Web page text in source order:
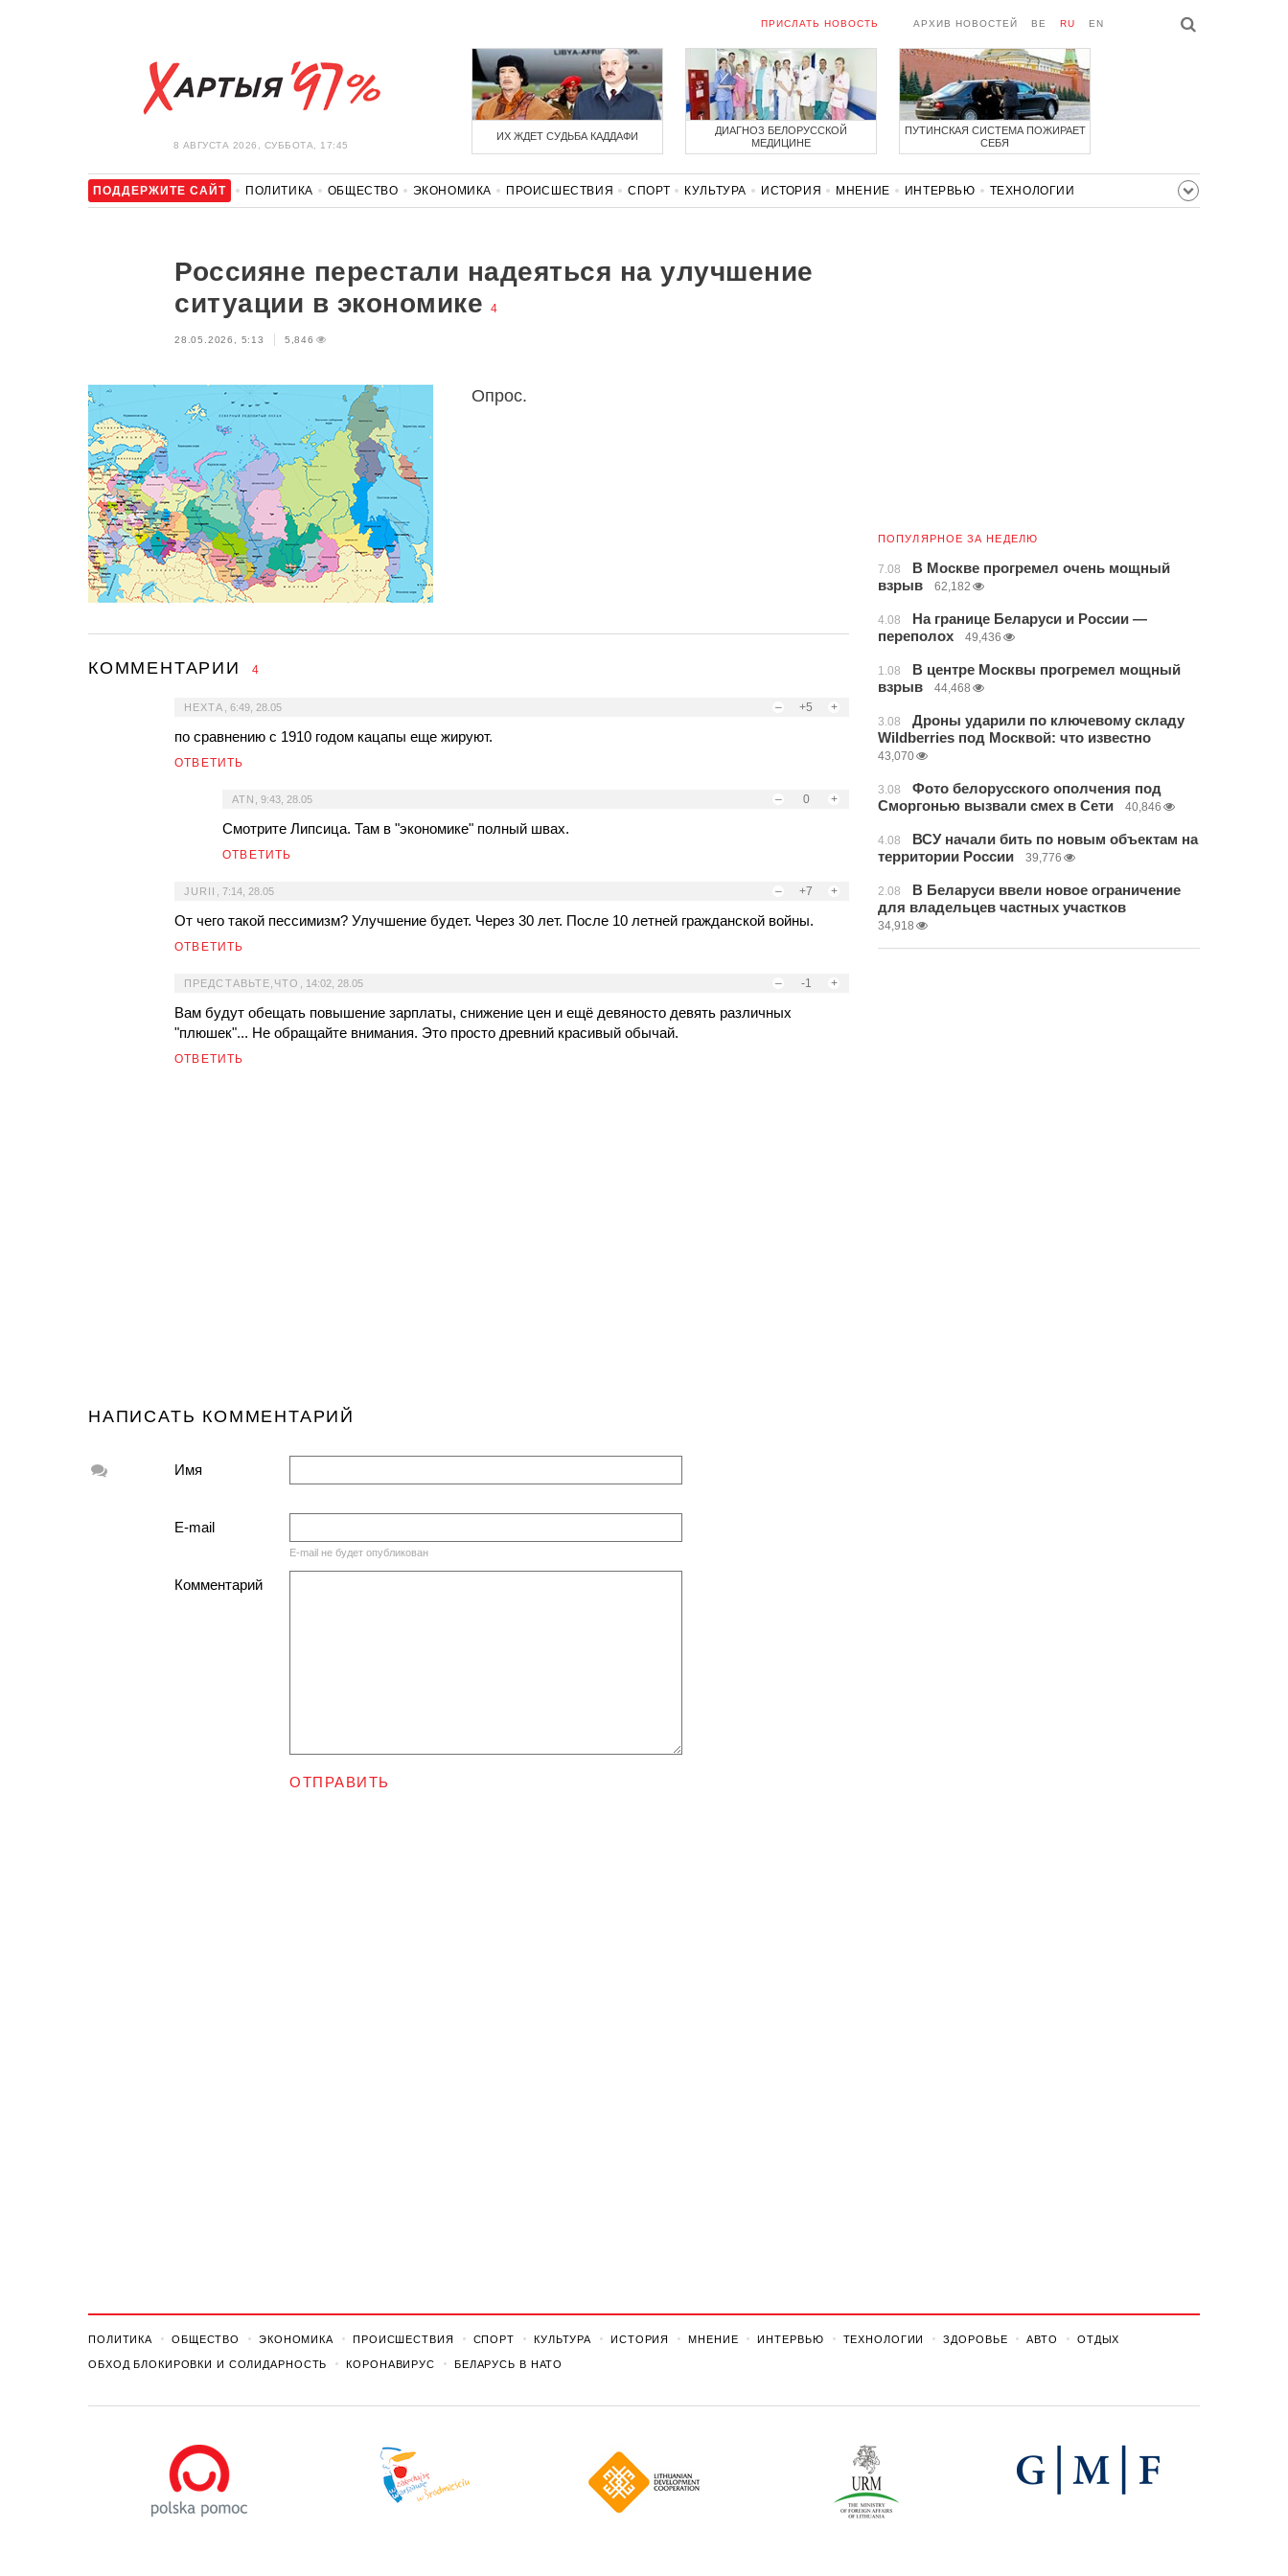
8 АВГУСТА 2026, СУББОТА, 17:45
ПРИСЛАТЬ НОВОСТЬ АРХИВ НОВОСТЕЙ BE RU EN
ИХ ЖДЕТ СУДЬБА КАДДАФИ
ДИАГНОЗ БЕЛОРУССКОЙ
МЕДИЦИНЕ
ПУТИНСКАЯ СИСТЕМА ПОЖИРАЕТ
СЕБЯ
ПОДДЕРЖИТЕ САЙТ ПОЛИТИКА ОБЩЕСТВО ЭКОНОМИКА ПРОИСШЕСТВИЯ СПОРТ КУЛЬТУРА ИСТОРИЯ МНЕНИЕ ИНТЕРВЬЮ
ТЕХНОЛОГИИ
Россияне перестали надеяться на улучшение
ситуации в экономике
4
28.05.2026, 5:13 5,846
Опрос.
КОММЕНТАРИИ 4
– +5 +
НЕХТА 6:49, 28.05
по сравнению с 1910 годом кацапы еще жируют.
ОТВЕТИТЬ
– 0 +
ATN ,9:43, 28.05
Смотрите Липсица. Там в "экономике" полный швах.
ОТВЕТИТЬ
– +7 +
JURII 7:14, 28.05
От чего такой пессимизм? Улучшение будет. Через 30 лет. После 10 летней гражданской войны.
ОТВЕТИТЬ
– -1 +
ПРЕДСТАВЬТЕ,ЧТО 14:02, 28.05
Вам будут обещать повышение зарплаты, снижение цен и ещё девяносто девять различных
"плюшек"... Не обращайте внимания. Это просто древний красивый обычай.
ОТВЕТИТЬ
НАПИСАТЬ КОММЕНТАРИЙ
Имя
E-mail
E-mail не будет опубликован
Комментарий
ОТПРАВИТЬ
ПОПУЛЯРНОЕ ЗА НЕДЕЛЮ
7.08
В Москве прогремел очень мощный
взрыв
62,182
4.08
На границе Беларуси и России —
переполох
49,436
1.08
В центре Москвы прогремел мощный
взрыв
44,468
3.08
Дроны ударили по ключевому складу
Wildberries под Москвой: что известно
43,070
3.08
Фото белорусского ополчения под
Сморгонью вызвали смех в Сети
40,846
4.08
ВСУ начали бить по новым объектам на
территории России
39,776
2.08
В Беларуси ввели новое ограничение
для владельцев частных участков
34,918
ПОЛИТИКА ОБЩЕСТВО ЭКОНОМИКА ПРОИСШЕСТВИЯ СПОРТ КУЛЬТУРА ИСТОРИЯ МНЕНИЕ ИНТЕРВЬЮ ТЕХНОЛОГИИ ЗДОРОВЬЕ АВТО ОТДЫХ
ОБХОД БЛОКИРОВКИ И СОЛИДАРНОСТЬ КОРОНАВИРУС БЕЛАРУСЬ В НАТО